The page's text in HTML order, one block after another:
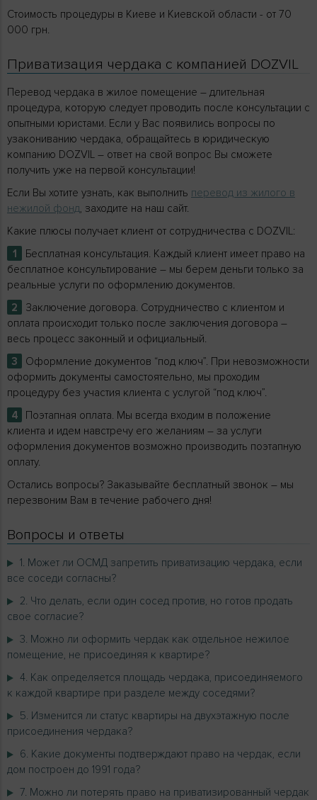
Стоимость процедуры в Киеве и Киевской области - от 70
000 грн.
Приватизация чердака с компанией DOZVIL
Перевод чердака в жилое помещение – длительная
процедура, которую следует проводить после консультации с
опытными юристами. Если у Вас появились вопросы по
узакониванию чердака, обращайтесь в юридическую
компанию DOZVIL – ответ на свой вопрос Вы сможете
получить уже на первой консультации!
Если Вы хотите узнать, как выполнить перевод из жилого в
нежилой фонд, заходите на наш сайт.
Какие плюсы получает клиент от сотрудничества с DOZVIL:
Бесплатная консультация. Каждый клиент имеет право на
бесплатное консультирование – мы берем деньги только за
реальные услуги по оформлению документов.
Заключение договора. Сотрудничество с клиентом и
оплата происходит только после заключения договора –
весь процесс законный и официальный.
Оформление документов “под ключ”. При невозможности
оформить документы самостоятельно, мы проходим
процедуру без участия клиента с услугой “под ключ”.
Поэтапная оплата. Мы всегда входим в положение
клиента и идем навстречу его желаниям – за услуги
оформления документов возможно производить поэтапную
оплату.
Остались вопросы? Заказывайте бесплатный звонок – мы
перезвоним Вам в течение рабочего дня!
Вопросы и ответы
1. Может ли ОСМД запретить приватизацию чердака, если
все соседи согласны?
2. Что делать, если один сосед против, но готов продать
свое согласие?
3. Можно ли оформить чердак как отдельное нежилое
помещение, не присоединяя к квартире?
4. Как определяется площадь чердака, присоединяемого
к каждой квартире при разделе между соседями?
5. Изменится ли статус квартиры на двухэтажную после
присоединения чердака?
6. Какие документы подтверждают право на чердак, если
дом построен до 1991 года?
7. Можно ли потерять право на приватизированный чердак